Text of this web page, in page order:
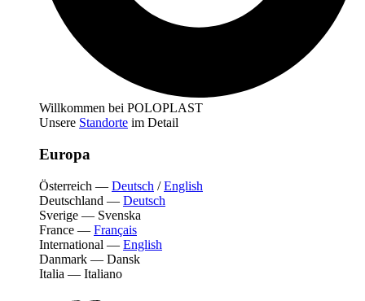
Willkommen bei POLOPLAST
Unsere Standorte im Detail
Europa
Österreich — Deutsch /English
Deutschland — Deutsch
Sverige — Svenska
France — Français
International — English
Danmark — Dansk
Italia — Italiano